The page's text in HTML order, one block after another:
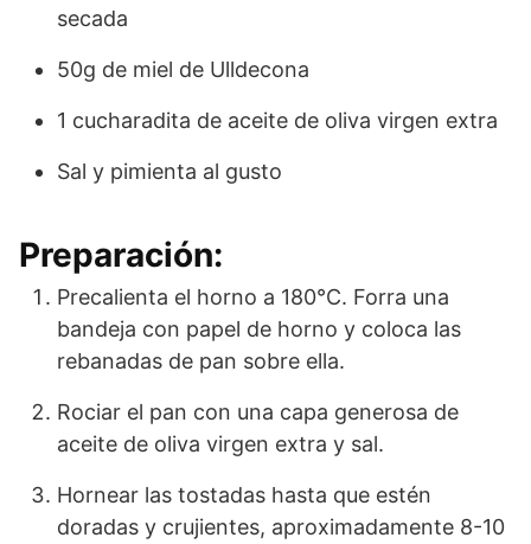
secada
50g de miel de Ulldecona
1 cucharadita de aceite de oliva virgen extra
Sal y pimienta al gusto
Preparación:
Precalienta el horno a 180°C. Forra una
bandeja con papel de horno y coloca las
rebanadas de pan sobre ella.
Rociar el pan con una capa generosa de
aceite de oliva virgen extra y sal.
Hornear las tostadas hasta que estén
doradas y crujientes, aproximadamente 8-10